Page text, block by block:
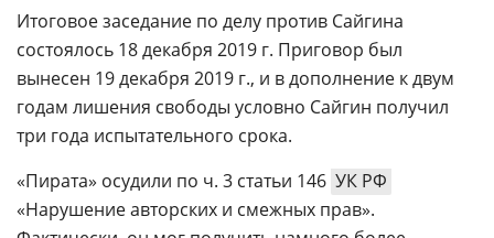
Итоговое заседание по делу против Сайгина
состоялось 18 декабря 2019 г. Приговор был
вынесен 19 декабря 2019 г., и в дополнение к двум
годам лишения свободы условно Сайгин получил
три года испытательного срока.
«Пирата» осудили по ч. 3 статьи 146 УК РФ
«Нарушение авторских и смежных прав».